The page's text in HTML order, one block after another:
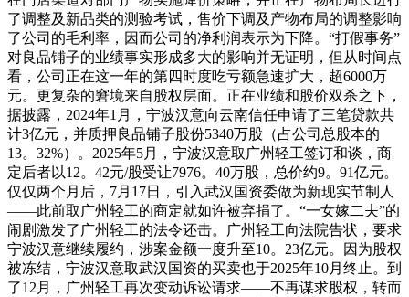
了调整及新品类的测验考试，售价下调及产物布局的调整影响
了公司的毛利率，因而公司的净利润表示为下降。“打假事务”
对良品铺子的业绩事实形成多大的影响并无证明，但从时间点
看，公司正在这一年的第四时度吃亏额急速扩大，超6000万
元。更复杂的窘境来自股权层面。正在业绩和股价双杀之下，
据披露，2024年1月，宁波汉意向云南信任申请了三笔贷款共
计3亿元，并质押良品铺子股份5340万股（占公司总股本的
13。32%）。2025年5月，宁波汉意取广州轻工签订和谈，商
定后者以12。42元/股受让7976。40万股，总价约9。91亿元。
仅仅两个月后，7月17日，引入武汉国资委做为新现实节制人
——此前取广州轻工的商定就如许被弃捐了。“一女嫁二夫”的
闹剧激发了广州轻工的法令还击。广州轻工向法院告状，要求
宁波汉意继续履约，涉案金额一度升至10。23亿元。因为股权
被冻结，宁波汉意取武汉国资的买卖也于2025年10月终止。到
了12月，广州轻工再次变动诉讼请求——不再谋求股权，转而